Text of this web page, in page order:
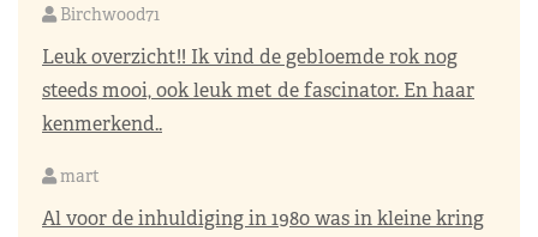
Birchwood71
Leuk overzicht!! Ik vind de gebloemde rok nog
steeds mooi, ook leuk met de fascinator. En haar
kenmerkend..
mart
Al voor de inhuldiging in 1980 was in kleine kring